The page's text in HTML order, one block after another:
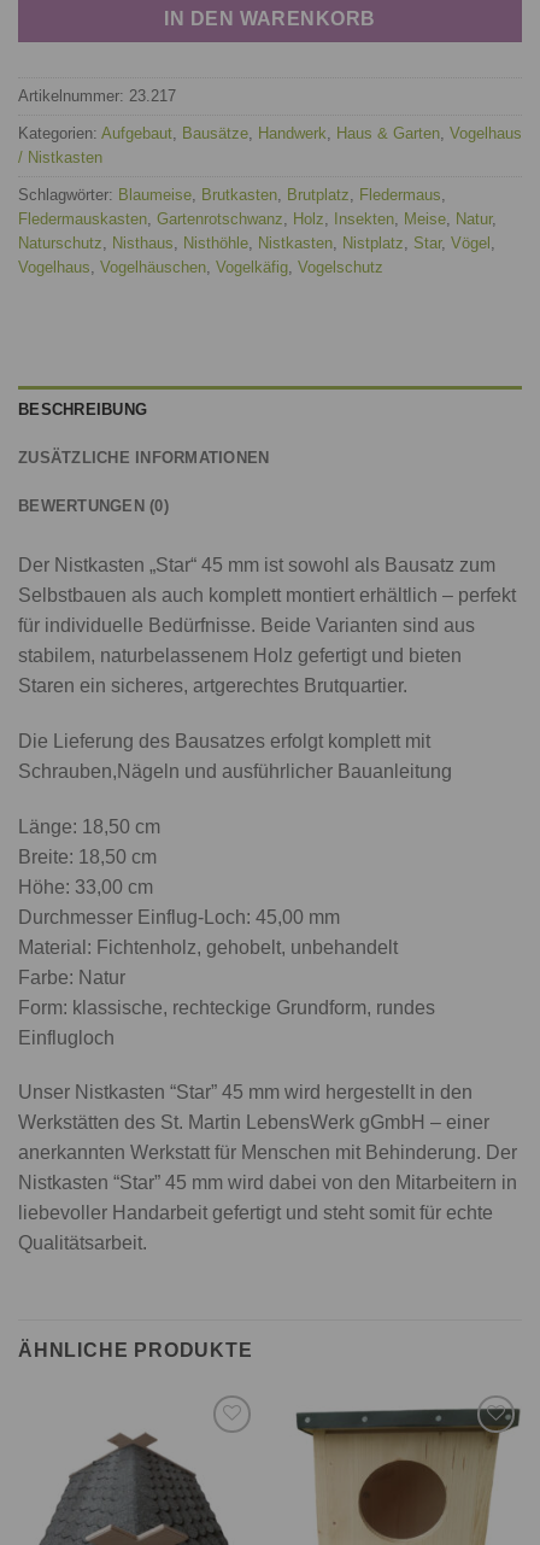
IN DEN WARENKORB
Artikelnummer: 23.217
Kategorien: Aufgebaut, Bausätze, Handwerk, Haus & Garten, Vogelhaus
/ Nistkasten
Schlagwörter: Blaumeise, Brutkasten, Brutplatz, Fledermaus,
Fledermauskasten, Gartenrotschwanz, Holz, Insekten, Meise, Natur,
Naturschutz, Nisthaus, Nisthöhle, Nistkasten, Nistplatz, Star, Vögel ,
Vogelhaus, Vogelhäuschen, Vogelkäfig, Vogelschutz
BESCHREIBUNG
ZUSÄTZLICHE INFORMATIONEN
BEWERTUNGEN (0)
Der Nistkasten „Star“ 45 mm ist sowohl als Bausatz zum
Selbstbauen als auch komplett montiert erhältlich – perfekt
für individuelle Bedürfnisse. Beide Varianten sind aus
stabilem, naturbelassenem Holz gefertigt und bieten
Staren ein sicheres, artgerechtes Brutquartier.
Die Lieferung des Bausatzes erfolgt komplett mit
Schrauben,Nägeln und ausführlicher Bauanleitung
Länge: 18,50 cm
Breite: 18,50 cm
Höhe: 33,00 cm
Durchmesser Einflug-Loch: 45,00 mm
Material: Fichtenholz, gehobelt, unbehandelt
Farbe: Natur
Form: klassische, rechteckige Grundform, rundes
Einflugloch
Unser Nistkasten “Star” 45 mm wird hergestellt in den
Werkstätten des St. Martin LebensWerk gGmbH – einer
anerkannten Werkstatt für Menschen mit Behinderung. Der
Nistkasten “Star” 45 mm wird dabei von den Mitarbeitern in
liebevoller Handarbeit gefertigt und steht somit für echte
Qualitätsarbeit.
ÄHNLICHE PRODUKTE
Wunschliste
Auf die
Wunschliste